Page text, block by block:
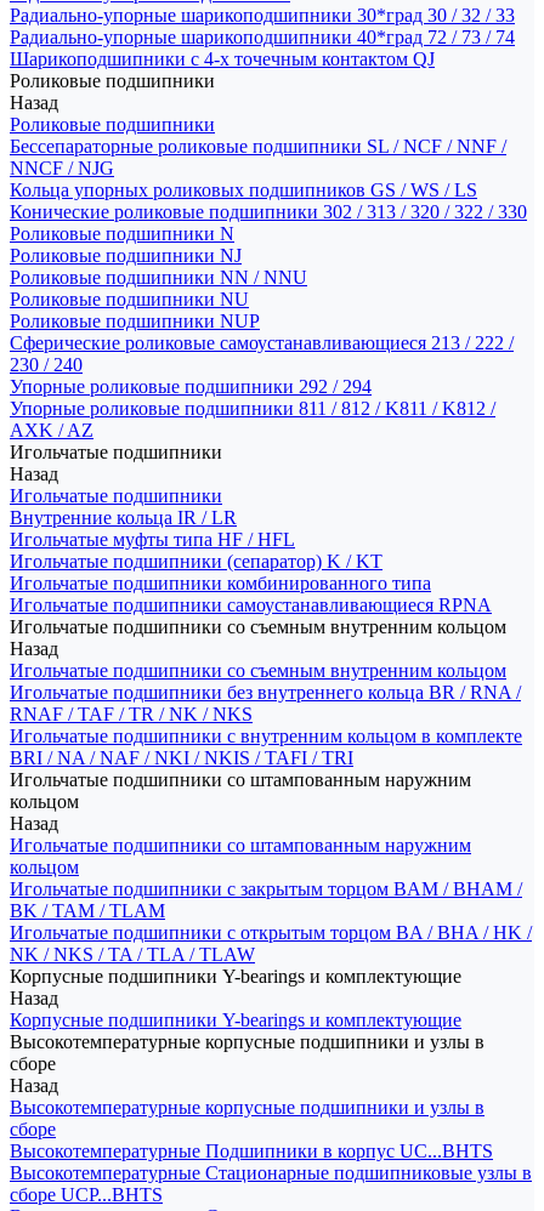
Радиально-упорные шарикоподшипники 30*град 30 / 32 / 33
Радиально-упорные шарикоподшипники 40*град 72 / 73 / 74
Шарикоподшипники с 4-х точечным контактом QJ
Роликовые подшипники
Назад
Роликовые подшипники
Бессепараторные роликовые подшипники SL / NCF / NNF /
NNCF / NJG
Кольца упорных роликовых подшипников GS / WS / LS
Конические роликовые подшипники 302 / 313 / 320 / 322 / 330
Роликовые подшипники N
Роликовые подшипники NJ
Роликовые подшипники NN / NNU
Роликовые подшипники NU
Роликовые подшипники NUP
Сферические роликовые самоустанавливающиеся 213 / 222 /
230 / 240
Упорные роликовые подшипники 292 / 294
Упорные роликовые подшипники 811 / 812 / K811 / K812 /
AXK / AZ
Игольчатые подшипники
Назад
Игольчатые подшипники
Внутренние кольца IR / LR
Игольчатые муфты типа HF / HFL
Игольчатые подшипники (сепаратор) K / KT
Игольчатые подшипники комбинированного типа
Игольчатые подшипники самоустанавливающиеся RPNA
Игольчатые подшипники со съемным внутренним кольцом
Назад
Игольчатые подшипники со съемным внутренним кольцом
Игольчатые подшипники без внутреннего кольца BR / RNA /
RNAF / TAF / TR / NK / NKS
Игольчатые подшипники с внутренним кольцом в комплекте
BRI / NA / NAF / NKI / NKIS / TAFI / TRI
Игольчатые подшипники со штампованным наружним
кольцом
Назад
Игольчатые подшипники со штампованным наружним
кольцом
Игольчатые подшипники с закрытым торцом BAM / BHAM /
BK / TAM / TLAM
Игольчатые подшипники с открытым торцом BA / BHA / HK /
NK / NKS / TA / TLA / TLAW
Корпусные подшипники Y-bearings и комплектующие
Назад
Корпусные подшипники Y-bearings и комплектующие
Высокотемпературные корпусные подшипники и узлы в
сборе
Назад
Высокотемпературные корпусные подшипники и узлы в
сборе
Высокотемпературные Подшипники в корпус UC...BHTS
Высокотемпературные Стационарные подшипниковые узлы в
сборе UCP...BHTS